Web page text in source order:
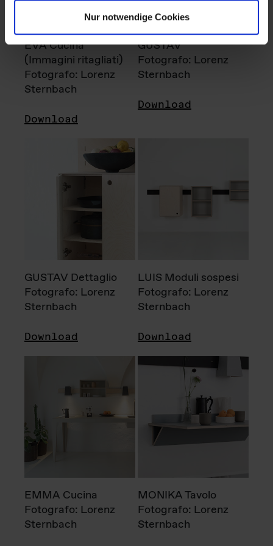
Nur notwendige Cookies
EVA Cucina
(Immagini ritagliati)
Fotografo: Lorenz
Sternbach
Download
GUSTAV
Fotografo: Lorenz
Sternbach
Download
GUSTAV Dettaglio
Fotografo: Lorenz
Sternbach
Download
LUIS Moduli sospesi
Fotografo: Lorenz
Sternbach
Download
EMMA Cucina
Fotografo: Lorenz
Sternbach
MONIKA Tavolo
Fotografo: Lorenz
Sternbach